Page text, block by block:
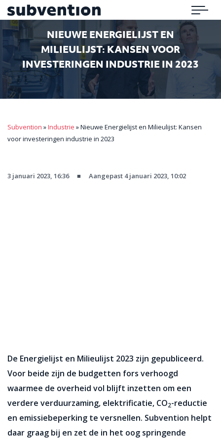
Subvention Menu
NIEUWE ENERGIELIJST EN
MILIEULIJST: KANSEN VOOR
INVESTERINGEN INDUSTRIE IN 2023
Subvention »Industrie »Nieuwe Energielijst en Milieulijst: Kansen
voor investeringen industrie in 2023
3 januari 2023, 16:36 ■ Aangepast 4 januari 2023, 10:02
De Energielijst en Milieulijst 2023 zijn gepubliceerd.
Voor beide zijn de budgetten fors verhoogd
waarmee de overheid vol blijft inzetten om een
verdere verduurzaming, elektrificatie, CO2-reductie
en emissiebeperking te versnellen. Subvention helpt
daar graag bij en zet de in het oog springende